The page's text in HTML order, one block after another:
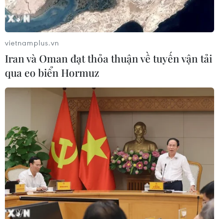
CƠ QUAN CHỦ QUẢN: THÔNG TẤN XÃ VIỆT NAM
Tổng Biên tập: TRẦN TIẾN DUẨN
Phó Tổng Biên tập: NGUYỄN THỊ TÁM, KHÚC THANH
THỦY
Sở hữu trí tuệ
Quy định sử dụng
RSS
Hỗ trợ
vietnamplus.vn
Iran và Oman đạt thỏa thuận về tuyến vận tải
qua eo biển Hormuz